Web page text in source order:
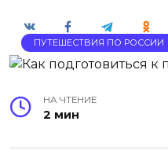
ПУТЕШЕСТВИЯ ПО РОССИИ
НА ЧТЕНИЕ
2 мин